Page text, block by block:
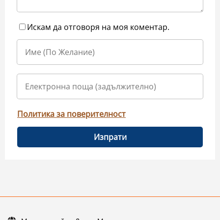
Искам да отговоря на моя коментар.
Политика за поверителност
Изпрати